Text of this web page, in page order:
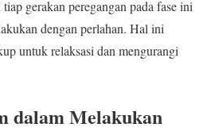
gerakan peregangan pada fase ini
dengan perlahan. Hal ini
untuk relaksasi dan mengurangi
dalam Melakukan